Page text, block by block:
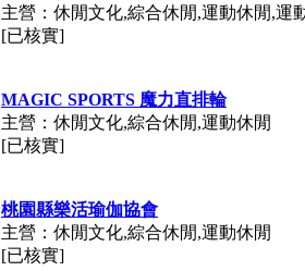
主營：休閒文化,綜合休閒,運動休閒,運
[已核實]
MAGIC SPORTS 魔力直排輪
主營：休閒文化,綜合休閒,運動休閒
[已核實]
桃園縣樂活瑜伽協會
主營：休閒文化,綜合休閒,運動休閒
[已核實]